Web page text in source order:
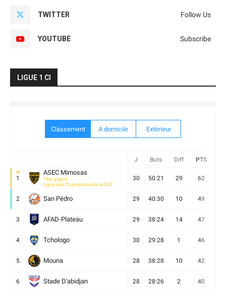
TWITTER Follow Us
YOUTUBE Subscribe
LIGUE 1 CI
Classement A domicile Extèrieur
J Buts Diff PTS
1
ASEC Mimosas
Titre gagné
Ligue des Champions de la CAF
30 50:21 29 62
2 San Pédro 29 40:30 10 49
3 AFAD-Plateau 29 38:24 14 47
4 Tchologo 30 29:28 1 46
5 Mouna 28 38:28 10 42
6 Stade D'abidjan 28 28:26 2 40